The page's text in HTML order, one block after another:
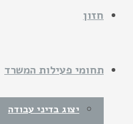
חזון
תחומי פעילות המשרד
יצוג בדיני עבודה